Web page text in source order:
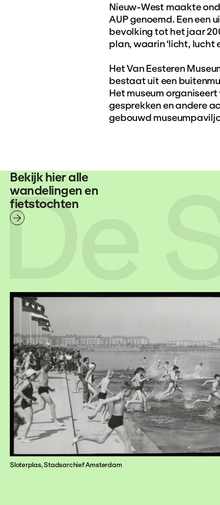
Nieuw-West maakte
AUP genoemd. Een
bevolking tot het jaar
plan, waarin ‘licht, lucht
Het Van Eesteren
bestaat uit een
Het museum
gesprekken en andere
gebouwd
Bekijk hier alle
wandelingen en
fietstochten
De
Sloterplas, Stadsarchief Amsterdam